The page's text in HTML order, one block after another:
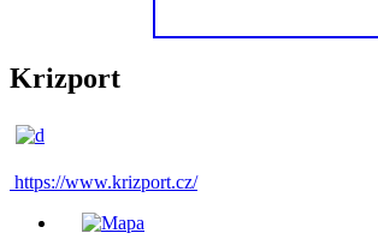
Krizport
https://www.krizport.cz/